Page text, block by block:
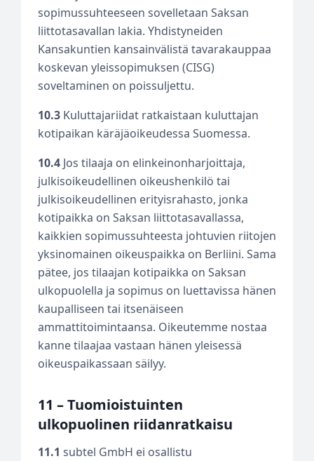
sopimussuhteeseen sovelletaan Saksan
liittotasavallan lakia. Yhdistyneiden
Kansakuntien kansainvälistä tavarakauppaa
koskevan yleissopimuksen (CISG)
soveltaminen on poissuljettu.
10.3 Kuluttajariidat ratkaistaan kuluttajan
kotipaikan käräjäoikeudessa Suomessa.
10.4 Jos tilaaja on elinkeinonharjoittaja,
julkisoikeudellinen oikeushenkilö tai
julkisoikeudellinen erityisrahasto, jonka
kotipaikka on Saksan liittotasavallassa,
kaikkien sopimussuhteesta johtuvien riitojen
yksinomainen oikeuspaikka on Berliini. Sama
pätee, jos tilaajan kotipaikka on Saksan
ulkopuolella ja sopimus on luettavissa hänen
kaupalliseen tai itsenäiseen
ammattitoimintaansa. Oikeutemme nostaa
kanne tilaajaa vastaan hänen yleisessä
oikeuspaikassaan säilyy.
11 – Tuomioistuinten
ulkopuolinen riidanratkaisu
11.1 subtel GmbH ei osallistu